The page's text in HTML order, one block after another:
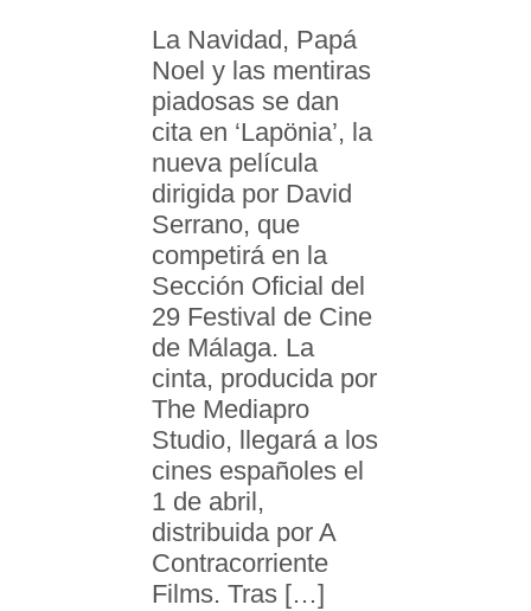
La Navidad, Papá
Noel y las mentiras
piadosas se dan
cita en ‘Lapönia’, la
nueva película
dirigida por David
Serrano, que
competirá en la
Sección Oficial del
29 Festival de Cine
de Málaga. La
cinta, producida por
The Mediapro
Studio, llegará a los
cines españoles el
1 de abril,
distribuida por A
Contracorriente
Films. Tras […]